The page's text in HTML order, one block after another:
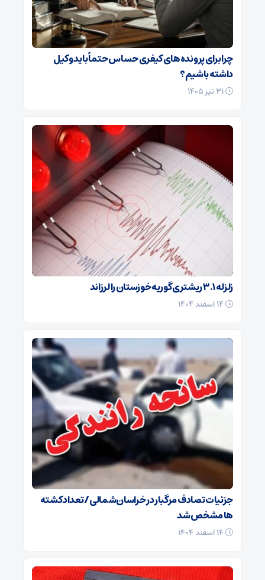
چرا برای پرونده‌های کیفری حساس حتماً باید وکیل
داشته باشیم؟
زلزله ۳.۱ ریشتری گوریه خوزستان را لرزاند
جزئیات تصادف مرگبار در خراسان‌شمالی/ تعداد کشته
ها مشخص شد